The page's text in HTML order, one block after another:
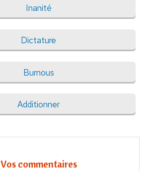
Inanité
Dictature
Burnous
Additionner
Vos commentaires